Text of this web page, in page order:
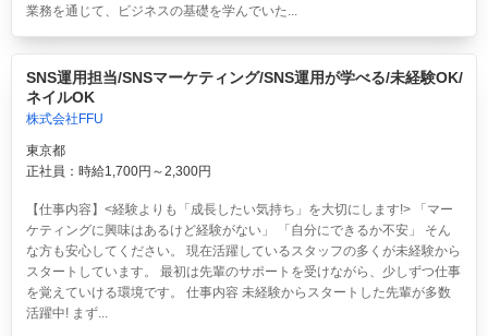
業務を通じて、ビジネスの基礎を学んでいた...
SNS運用担当/SNSマーケティング/SNS運用が学べる/未経験OK/
ネイルOK
株式会社FFU
東京都
正社員：時給1,700円～2,300円
【仕事内容】<経験よりも「成長したい気持ち」を大切にします!> 「マー
ケティングに興味はあるけど経験がない」 「自分にできるか不安」 そん
な方も安心してください。 現在活躍しているスタッフの多くが未経験から
スタートしています。 最初は先輩のサポートを受けながら、少しずつ仕事
を覚えていける環境です。 仕事内容 未経験からスタートした先輩が多数
活躍中! まず...